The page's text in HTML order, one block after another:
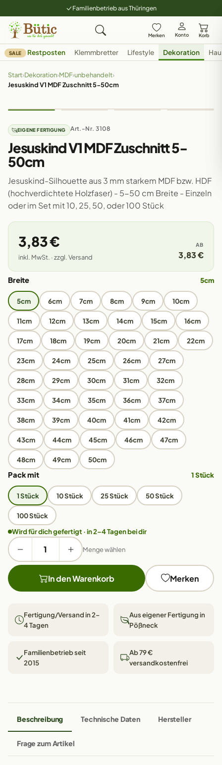
Familienbetrieb aus Thüringen
Merken Konto Korb
SALE Restposten Klemmbretter Lifestyle Dekoration
Start›Dekoration›MDF›unbehandelt›
Jesuskind V1 MDF Zuschnitt 5-50cm
EIGENE FERTIGUNG Art.-Nr. 3108
Jesuskind V1 MDF Zuschnitt 5-
50cm
Jesuskind-Silhouette aus 3 mm starkem MDF bzw. HDF
(hochverdichtete Holzfaser) - 5-50 cm Breite - Einzeln
oder im Set mit 10, 25, 50, oder 100 Stück
3,83 €
inkl. MwSt. · zzgl. Versand
AB
3,83 €
Breite 5cm
5cm 6cm 7cm 8cm 9cm 10cm
11cm 12cm 13cm 14cm 15cm 16cm
17cm 18cm 19cm 20cm 21cm 22cm
23cm 24cm 25cm 26cm 27cm
28cm 29cm 30cm 31cm 32cm
33cm 34cm 35cm 36cm 37cm
38cm 39cm 40cm 41cm 42cm
43cm 44cm 45cm 46cm 47cm
48cm 49cm 50cm
Pack mit 1 Stück
1 Stück 10 Stück 25 Stück 50 Stück
100 Stück
Wird für dich gefertigt · in 2–4 Tagen bei dir
Menge wählen
In den Warenkorb Merken
Fertigung/Versand in 2–
4 Tagen
Aus eigener Fertigung in
Pößneck
Familienbetrieb seit
2015
Ab 79 €
versandkostenfrei
Beschreibung Technische Daten Hersteller
Frage zum Artikel